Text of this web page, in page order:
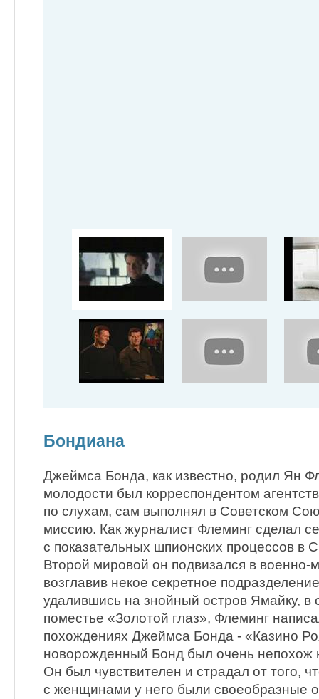
Бондиана
Джеймса Бонда, как известно, родил Ян
молодости был корреспондентом
по слухам, сам выполнял в Советском
миссию. Как журналист Флеминг сделал
с показательных шпионских процессов в
Второй мировой он подвизался в военно-
возглавив некое секретное
удалившись на знойный остров Ямайку, в
поместье «Золотой глаз», Флеминг
похождениях Джеймса Бонда - «Казино
новорожденный Бонд был очень непохож
Он был чувствителен и страдал от того,
с женщинами у него были своеобразные